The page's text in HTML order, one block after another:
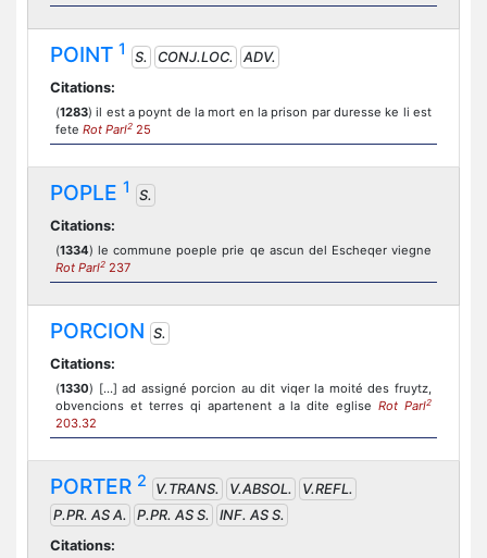
POINT 1 S. CONJ.LOC.
ADV.
Citations:
(1283) il est a poynt de la mort en la prison par duresse ke li est
fete Rot Parl2 25
POPLE 1
S.
Citations:
(1334) le commune poeple prie qe ascun del Escheqer viegne
Rot Parl2 237
PORCION S.
Citations:
(1330) [...] ad assigné porcion au dit viqer la moité des fruytz,
obvencions et terres qi apartenent a la dite egliseRot Parl2
203.32
PORTER 2 V.TRANS. V.ABSOL.
V.REFL.
P.PR. AS A.
P.PR. AS S.
INF. AS S.
Citations: